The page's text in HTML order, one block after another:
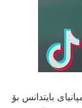
بایتدانس بۆ